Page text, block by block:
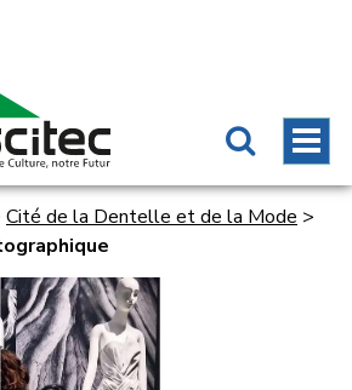
Cité de la Dentelle et de la Mode >